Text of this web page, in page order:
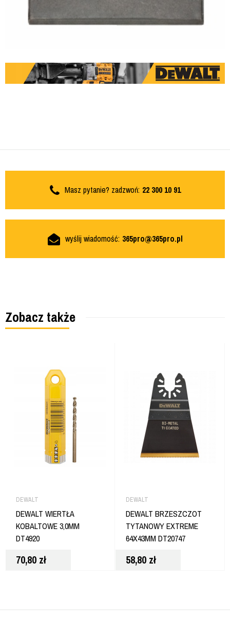
Masz pytanie? zadzwoń: 22 300 10 91
wyślij wiadomość: 365pro@365pro.pl
Zobacz także
DEWALT
DEWALT WIERTŁA
KOBALTOWE 3,0MM
DT4920
70,80 zł
DEWALT
DEWALT BRZESZCZOT
TYTANOWY EXTREME
64X43MM DT20747
58,80 zł